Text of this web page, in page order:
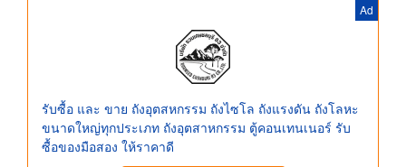
Ad
รับซื้อ และ ขาย ถังอุตสหกรรม ถังไซโล ถังแรงดัน ถังโลหะ
ขนาดใหญ่ทุกประเภท ถังอุตสาหกรรม ตู้คอนเทนเนอร์ รับ
ซื้อของมือสอง ให้ราคาดี